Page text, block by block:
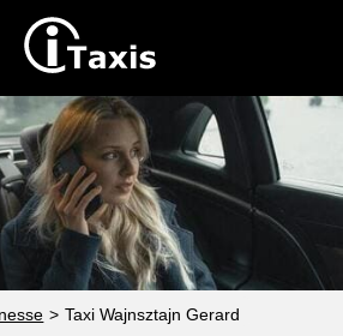
Recherche
Calcul de tarif
Taxis conventionnés
Espace pro
> Taxi Wajnsztajn Gerard